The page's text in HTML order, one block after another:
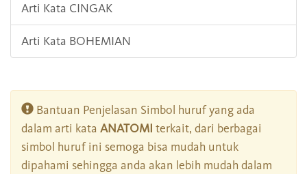
Arti Kata CINGAK
Arti Kata BOHEMIAN
Bantuan Penjelasan Simbol huruf yang ada
dalam arti kata ANATOMI terkait, dari berbagai
simbol huruf ini semoga bisa mudah untuk
dipahami sehingga anda akan lebih mudah dalam